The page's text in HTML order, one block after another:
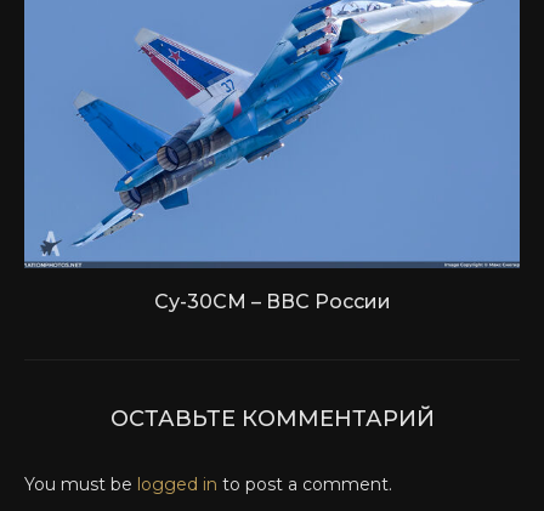
Су-30СМ – ВВС России
ОСТАВЬТЕ КОММЕНТАРИЙ
You must be logged in to post a comment.